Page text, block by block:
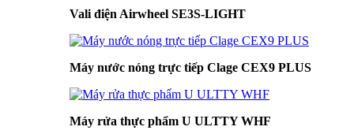
Vali điện Airwheel SE3S-LIGHT
Máy nước nóng trực tiếp Clage CEX9 PLUS
Máy rửa thực phẩm U ULTTY WHF